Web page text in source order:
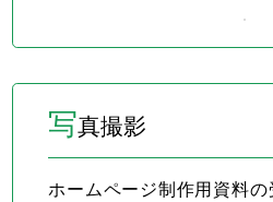
写真撮影
ホームページ制作用資料